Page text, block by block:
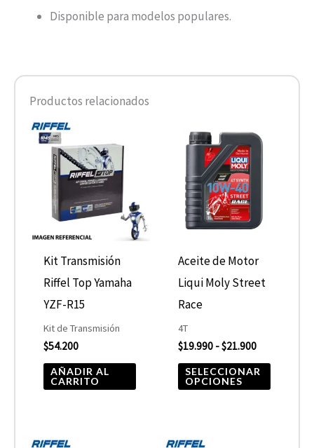
Disponible para modelos populares.
Productos relacionados
Kit Transmisión
Riffel Top Yamaha
YZF-R15
Kit de Transmisión
$54.200
AÑADIR AL
CARRITO
Aceite de Motor
Liqui Moly Street
Race
4T
$19.990 -$21.900
de
SELECCIONAR
OPCIONES
la
página